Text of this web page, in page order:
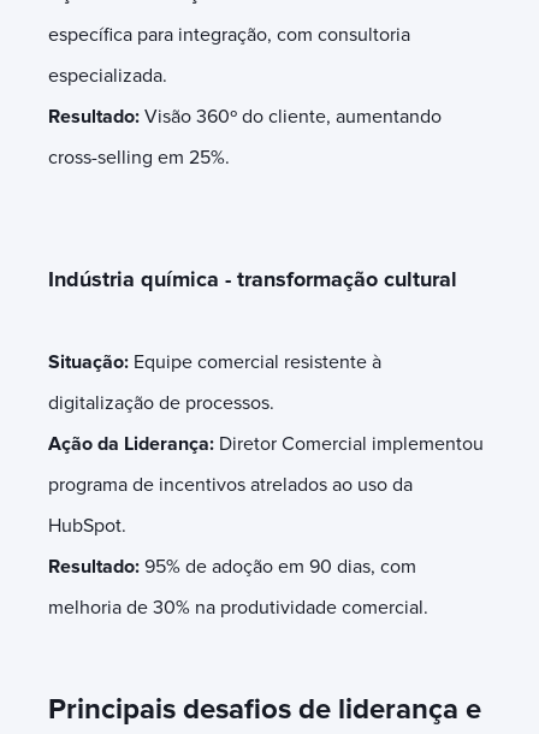
específica para integração, com consultoria
especializada.
Resultado: Visão 360º do cliente, aumentando
cross-selling em 25%.
Indústria química - transformação cultural
Situação: Equipe comercial resistente à
digitalização de processos.
Ação da Liderança: Diretor Comercial implementou
programa de incentivos atrelados ao uso da
HubSpot.
Resultado: 95% de adoção em 90 dias, com
melhoria de 30% na produtividade comercial.
Principais desafios de liderança e